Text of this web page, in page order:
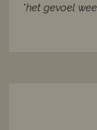
*het gevoel